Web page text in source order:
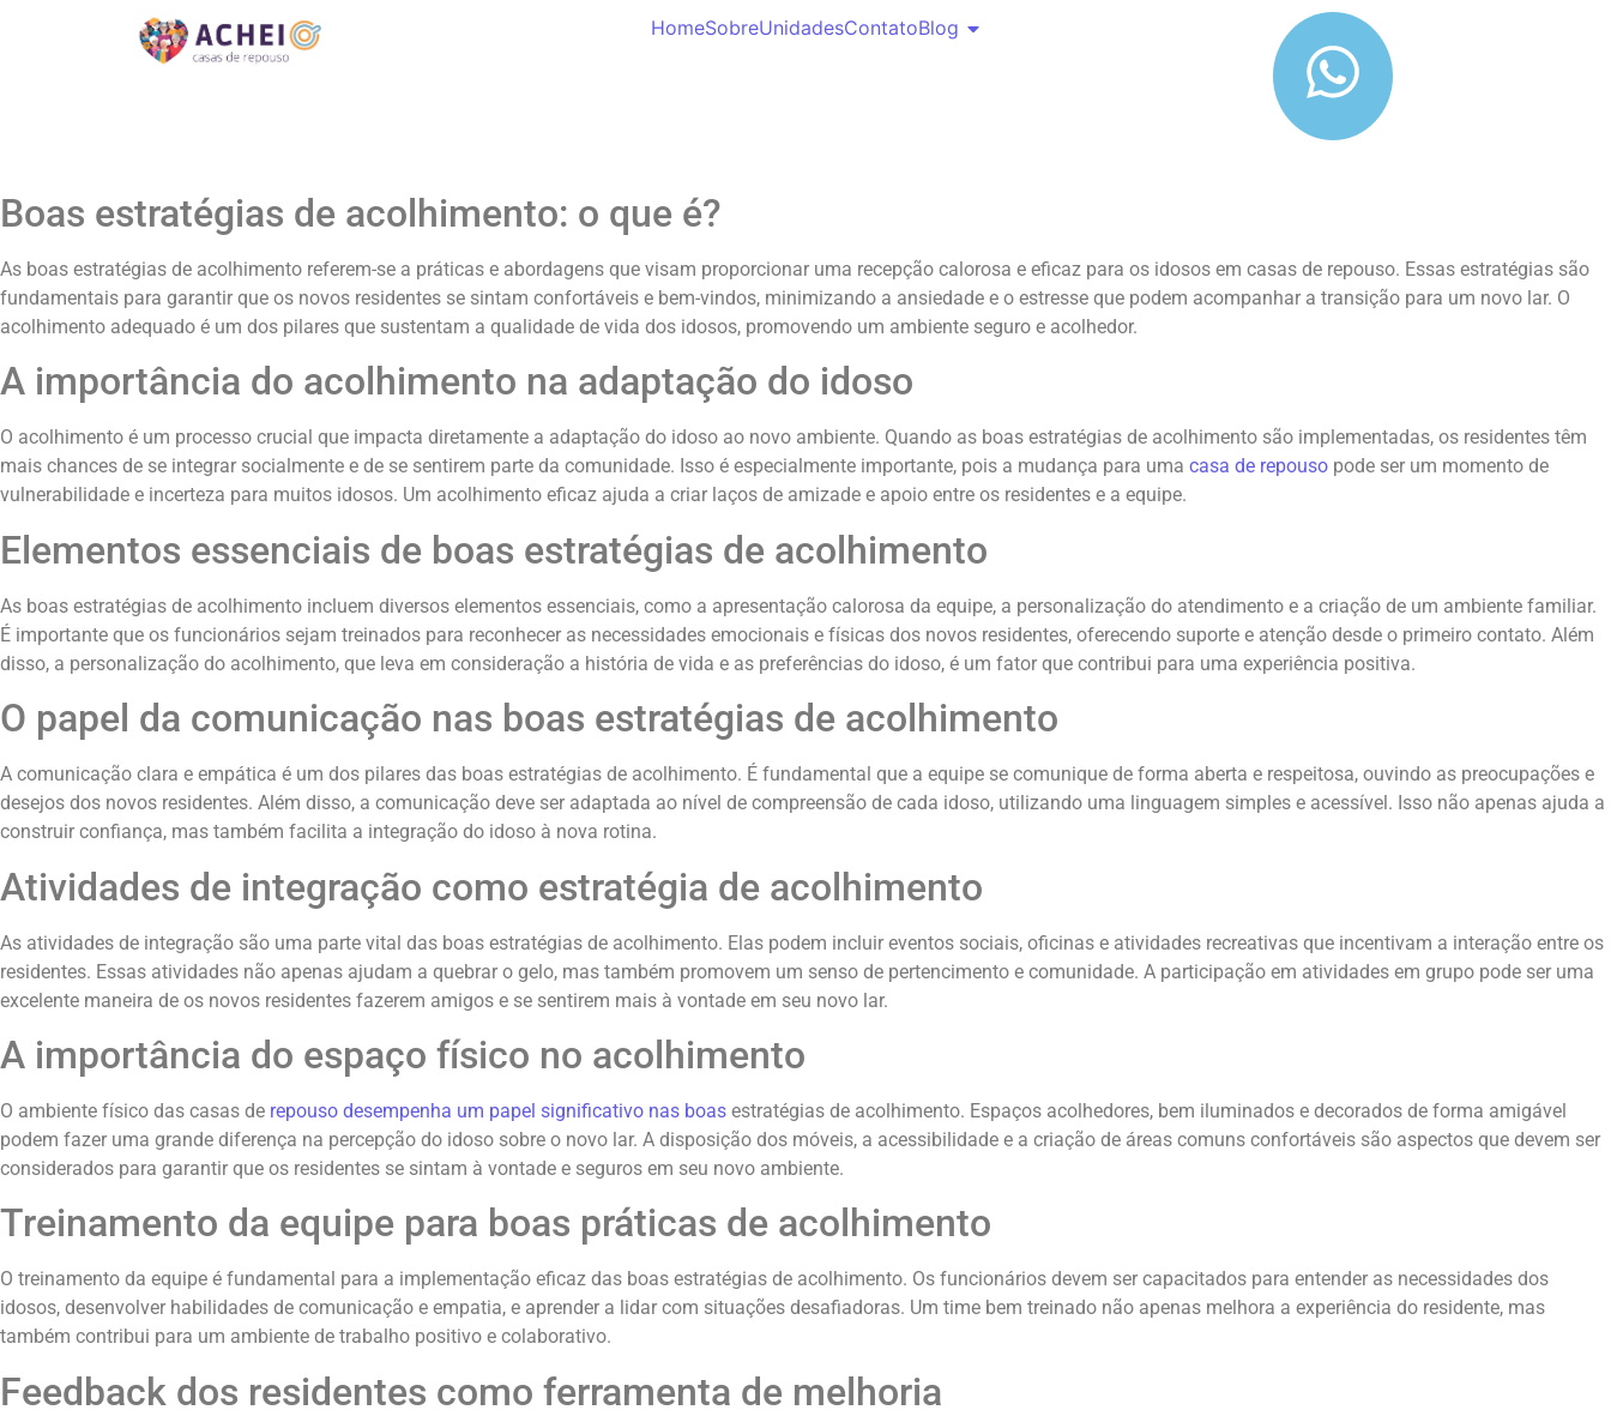
HomeSobreUnidadesContatoBlog
Boas estratégias de acolhimento: o que é?
As boas estratégias de acolhimento referem-se a práticas e abordagens que visam proporcionar uma recepção calorosa e eficaz para os idosos em casas de repouso. Essas estratégias são
fundamentais para garantir que os novos residentes se sintam confortáveis e bem-vindos, minimizando a ansiedade e o estresse que podem acompanhar a transição para um novo lar. O
acolhimento adequado é um dos pilares que sustentam a qualidade de vida dos idosos, promovendo um ambiente seguro e acolhedor.
A importância do acolhimento na adaptação do idoso
O acolhimento é um processo crucial que impacta diretamente a adaptação do idoso ao novo ambiente. Quando as boas estratégias de acolhimento são implementadas, os residentes têm
mais chances de se integrar socialmente e de se sentirem parte da comunidade. Isso é especialmente importante, pois a mudança para uma casa de repouso pode ser um momento de
vulnerabilidade e incerteza para muitos idosos. Um acolhimento eficaz ajuda a criar laços de amizade e apoio entre os residentes e a equipe.
Elementos essenciais de boas estratégias de acolhimento
As boas estratégias de acolhimento incluem diversos elementos essenciais, como a apresentação calorosa da equipe, a personalização do atendimento e a criação de um ambiente familiar.
É importante que os funcionários sejam treinados para reconhecer as necessidades emocionais e físicas dos novos residentes, oferecendo suporte e atenção desde o primeiro contato. Além
disso, a personalização do acolhimento, que leva em consideração a história de vida e as preferências do idoso, é um fator que contribui para uma experiência positiva.
O papel da comunicação nas boas estratégias de acolhimento
A comunicação clara e empática é um dos pilares das boas estratégias de acolhimento. É fundamental que a equipe se comunique de forma aberta e respeitosa, ouvindo as preocupações e
desejos dos novos residentes. Além disso, a comunicação deve ser adaptada ao nível de compreensão de cada idoso, utilizando uma linguagem simples e acessível. Isso não apenas ajuda a
construir confiança, mas também facilita a integração do idoso à nova rotina.
Atividades de integração como estratégia de acolhimento
As atividades de integração são uma parte vital das boas estratégias de acolhimento. Elas podem incluir eventos sociais, oficinas e atividades recreativas que incentivam a interação entre os
residentes. Essas atividades não apenas ajudam a quebrar o gelo, mas também promovem um senso de pertencimento e comunidade. A participação em atividades em grupo pode ser uma
excelente maneira de os novos residentes fazerem amigos e se sentirem mais à vontade em seu novo lar.
A importância do espaço físico no acolhimento
O ambiente físico das casas de repouso desempenha um papel significativo nas boas estratégias de acolhimento. Espaços acolhedores, bem iluminados e decorados de forma amigável
podem fazer uma grande diferença na percepção do idoso sobre o novo lar. A disposição dos móveis, a acessibilidade e a criação de áreas comuns confortáveis são aspectos que devem ser
considerados para garantir que os residentes se sintam à vontade e seguros em seu novo ambiente.
Treinamento da equipe para boas práticas de acolhimento
O treinamento da equipe é fundamental para a implementação eficaz das boas estratégias de acolhimento. Os funcionários devem ser capacitados para entender as necessidades dos
idosos, desenvolver habilidades de comunicação e empatia, e aprender a lidar com situações desafiadoras. Um time bem treinado não apenas melhora a experiência do residente, mas
também contribui para um ambiente de trabalho positivo e colaborativo.
Feedback dos residentes como ferramenta de melhoria